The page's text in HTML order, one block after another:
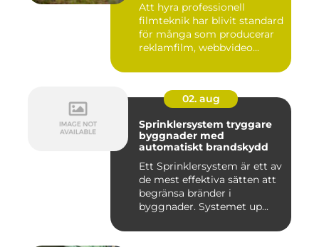
Att hyra professionell
filmteknik har blivit standard
för många som producerar
reklamfilm, webbvideo...
02. aug
Sprinklersystem tryggare
byggnader med
automatiskt brandskydd
Ett Sprinklersystem är ett av
de mest effektiva sätten att
begränsa bränder i
byggnader. Systemet up...